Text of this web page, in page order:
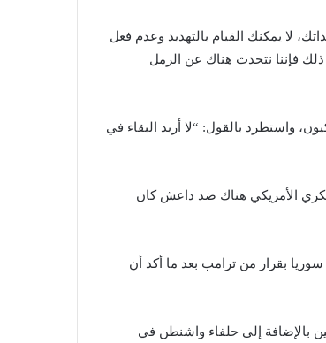
لا يمكنك القيام بالتهديد وعدم فعل
فإننا نتحدث هناك عن الرمل
واستطرد بالقول: “لا أريد البقاء في
الأمريكي هناك ضد داعش كان
قواتها من سوريا بقرار من ترامب بعد ما أكد أن
بالإضافة إلى حلفاء واشنطن في